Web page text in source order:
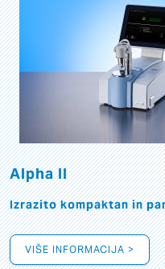
Alpha II
Izrazito kompaktan in
VIŠE INFORMACIJA >